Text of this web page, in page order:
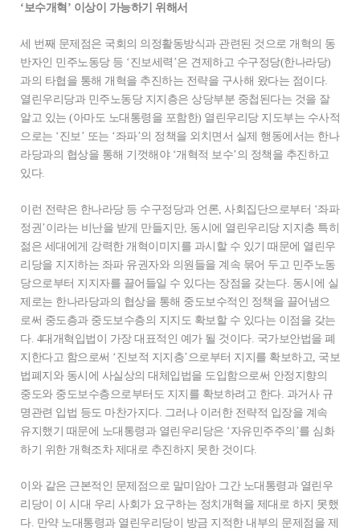
‘보수개혁’ 이상이 가능하기 위해서
세 번째 문제점은 국회의 의정활동방식과 관련된 것으로 개혁의 동
반자인 민주노동당 등 ‘진보세력’은 견제하고 수구정당(한나라당)
과의 타협을 통해 개혁을 추진하는 전략을 구사해 왔다는 점이다.
열린우리당과 민주노동당 지지층은 상당부분 중첩된다는 것을 잘
알고 있는 (아마도 노대통령을 포함한) 열린우리당 지도부는 수사적
으로는 ‘진보’ 또는 ‘좌파’의 정책을 외치면서 실제 행동에서는 한나
라당과의 협상을 통해 기껏해야 ‘개혁적 보수’의 정책을 추진하고
있다.
이런 전략은 한나라당 등 수구정당과 언론, 사회집단으로부터 ‘좌파
정권’이라는 비난을 받게 만들지만, 동시에 열린우리당 지지층 특히
젊은 세대에게 강력한 개혁이미지를 과시할 수 있기 때문에 열린우
리당을 지지하는 좌파 유권자와 의원들을 계속 묶어 두고 민주노동
당으로부터 지지자를 끌어들일 수 있다는 장점을 갖는다. 동시에 실
제로는 한나라당과의 협상을 통해 중도보수적인 정책을 끌어냄으
로써 중도층과 중도보수층의 지지도 확보할 수 있다는 이점을 갖는
다. 4대개혁입법이 가장 대표적인 예가 될 것이다. 국가보안법을 폐
지한다고 함으로써 ‘진보적 지지층’으로부터 지지를 확보하고, 국보
법폐지와 동시에 사실상의 대체입법을 도입함으로써 안정지향의
중도와 중도보수층으로부터도 지지를 확보하려고 한다. 과거사 규
명관련 입법 등도 마찬가지다. 그러나 이러한 전략적 입장을 계속
유지했기 때문에 노대통령과 열린우리당은 ‘자유민주주의’를 심화
하기 위한 개혁조차 제대로 추진하지 못한 것이다.
이와 같은 근본적인 문제점으로 말미암아 그간 노대통령과 열린우
리당이 이 시대 우리 사회가 요구하는 정치개혁을 제대로 하지 못했
다. 만약 노대통령과 열린우리당이 방금 지적한 내부의 문제점을 제